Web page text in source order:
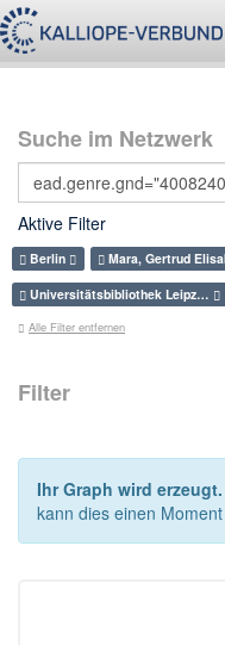
Suche im Netzwerk
Aktive Filter
Berlin Mara, Gertrud
Universitätsbibliothek Leipz…
Alle Filter entfernen
Filter
Ihr Graph wird erzeugt.
kann dies einen